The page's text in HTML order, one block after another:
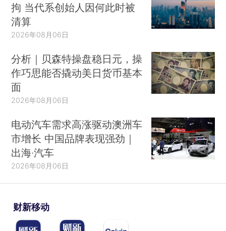
拘 当代系创始人因何此时被
清算
2026年08月06日
分析｜贝森特操盘稳日元，操
作巧思能否撬动美日货币基本
面
2026年08月06日
电动汽车需求高涨驱动澳洲车
市增长 中国品牌表现强劲｜
出海·汽车
2026年08月06日
财新移动